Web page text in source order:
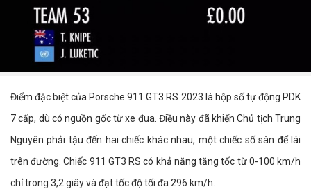
Điểm đặc biệt của Porsche 911 GT3 RS 2023 là hộp số tự động PDK
7 cấp, dù có nguồn gốc từ xe đua. Điều này đã khiến Chủ tịch Trung
Nguyên phải tậu đến hai chiếc khác nhau, một chiếc số sàn để lái
trên đường. Chiếc 911 GT3 RS có khả năng tăng tốc từ 0-100 km/h
chỉ trong 3,2 giây và đạt tốc độ tối đa 296 km/h.